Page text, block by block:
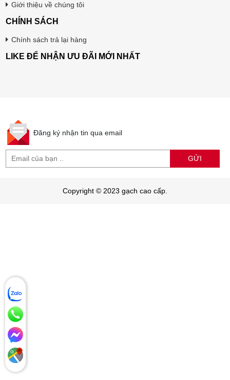
Giới thiệu về chúng tôi
CHÍNH SÁCH
Chính sách trả lại hàng
LIKE ĐỂ NHẬN ƯU ĐÃI MỚI NHẤT
Đăng ký nhận tin qua email
GỬI
Copyright © 2023 gạch cao cấp.